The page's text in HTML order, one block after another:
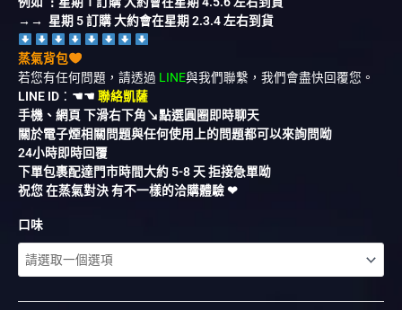
→→ 星期 5 訂購 大約會在星期 2.3.4 左右到貨
蒸氣背包
若您有任何問題，請透過 LINE與我們聯繫，我們會盡快回覆您。
LINE ID ： ☚☚ 聯絡凱薩
手機、網頁 下滑右下角↘︎點選圓圈即時聊天
關於電子煙相關問題與任何使用上的問題都可以來詢問呦
24小時即時回覆
下單包裹配達門市時間大約 5-8 天 拒接急單呦
祝您 在蒸氣對決 有不一樣的洽購體驗 ❤︎
口味